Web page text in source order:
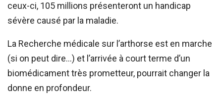
ceux-ci, 105 millions présenteront un handicap
sévère causé par la maladie.
La Recherche médicale sur l’arthorse est en marche
(si on peut dire…) et l’arrivée à court terme d’un
biomédicament très prometteur, pourrait changer la
donne en profondeur.